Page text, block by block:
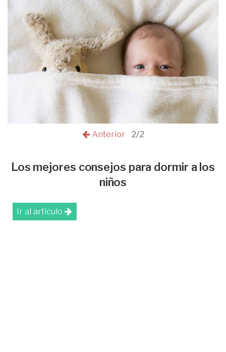
Anterior 2/2
Los mejores consejos para dormir a los
niños
Ir al artículo